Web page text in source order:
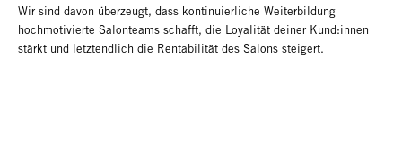
Wir sind davon überzeugt, dass kontinuierliche Weiterbildung
hochmotivierte Salonteams schafft, die Loyalität deiner Kund:innen
stärkt und letztendlich die Rentabilität des Salons steigert.